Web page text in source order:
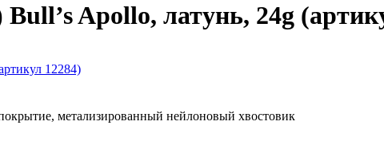
Apollo, латунь, 24g
метализированный нейлоновый хвостовик